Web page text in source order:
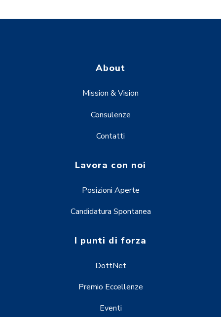
About
Mission & Vision
Consulenze
Contatti
Lavora con noi
Posizioni Aperte
Candidatura Spontanea
I punti di forza
DottNet
Premio Eccellenze
Eventi